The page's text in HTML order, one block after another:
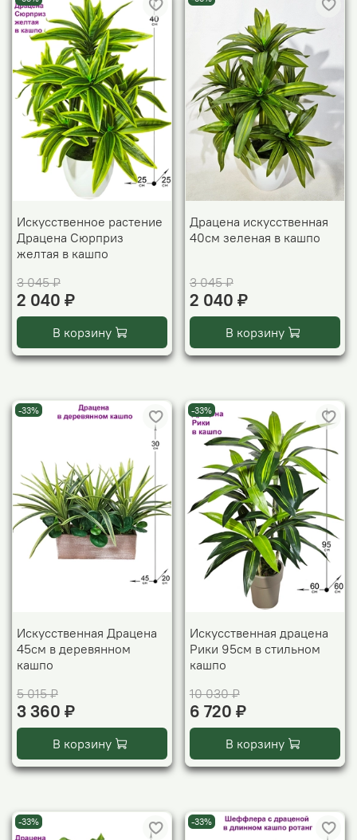
Искусственное растение
Драцена Сюрприз
желтая в кашпо
3 045 ₽
2 040 ₽
В корзину
Драцена искусственная
40см зеленая в кашпо
3 045 ₽
2 040 ₽
В корзину
-33%
Искусственная Драцена
45см в деревянном
кашпо
5 015 ₽
3 360 ₽
В корзину
-33%
Искусственная драцена
Рики 95см в стильном
кашпо
10 030 ₽
6 720 ₽
В корзину
-33% -33%